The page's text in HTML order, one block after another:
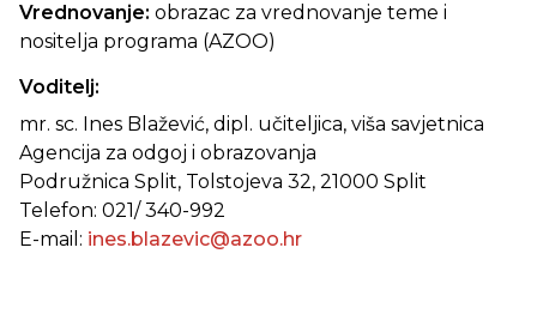
Vrednovanje: obrazac za vrednovanje teme i
nositelja programa (AZOO)
Voditelj:
mr. sc. Ines Blažević, dipl. učiteljica, viša savjetnica
Agencija za odgoj i obrazovanja
Podružnica Split, Tolstojeva 32, 21000 Split
Telefon: 021/ 340-992
E-mail: ines.blazevic@azoo.hr